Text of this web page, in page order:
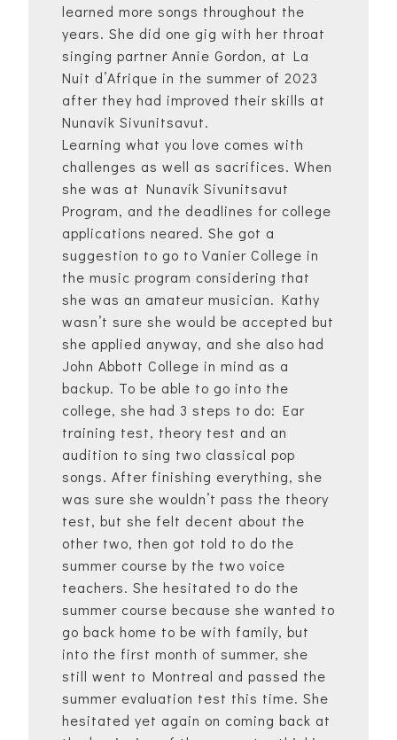
learned more songs throughout the
years. She did one gig with her throat
singing partner Annie Gordon, at La
Nuit d’Afrique in the summer of 2023
after they had improved their skills at
Nunavik Sivunitsavut.
Learning what you love comes with
challenges as well as sacrifices. When
she was at Nunavik Sivunitsavut
Program, and the deadlines for college
applications neared. She got a
suggestion to go to Vanier College in
the music program considering that
she was an amateur musician. Kathy
wasn’t sure she would be accepted but
she applied anyway, and she also had
John Abbott College in mind as a
backup. To be able to go into the
college, she had 3 steps to do: Ear
training test, theory test and an
audition to sing two classical pop
songs. After finishing everything, she
was sure she wouldn’t pass the theory
test, but she felt decent about the
other two, then got told to do the
summer course by the two voice
teachers. She hesitated to do the
summer course because she wanted to
go back home to be with family, but
into the first month of summer, she
still went to Montreal and passed the
summer evaluation test this time. She
hesitated yet again on coming back at